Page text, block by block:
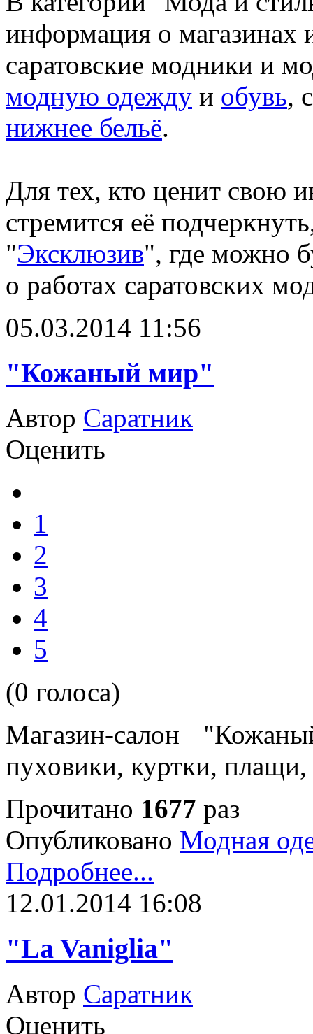
информация о магазинах
саратовские модники и
модную одежду и обувь,
нижнее бельё.
Для тех, кто ценит свою
стремится её
"Эксклюзив", где можно
о работах саратовских
05.03.2014 11:56
"Кожаный мир"
Автор Саратник
Оценить
1
2
3
4
5
(0 голоса)
Магазин-салон
пуховики, куртки,
Прочитано 1677 раз
Опубликовано Модная
Подробнее...
12.01.2014 16:08
"La Vaniglia"
Автор Саратник
Оценить